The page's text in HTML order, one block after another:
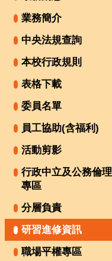
業務簡介
中央法規查詢
本校行政規則
表格下載
委員名單
員工協助(含福利)
活動剪影
行政中立及公務倫理
專區
分層負責
研習進修資訊
職場平權專區